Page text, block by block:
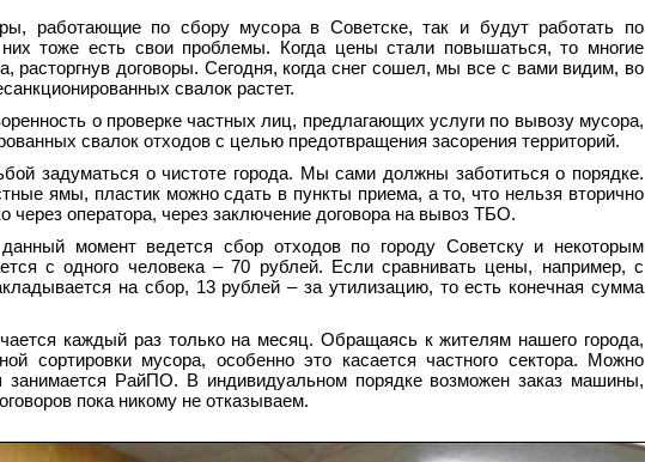
работающие по сбору мусора в Советске, так и будут работать по
тоже есть свои проблемы. Когда цены стали повышаться, то многие
расторгнув договоры. Сегодня, когда снег сошел, мы все с вами видим, во
свалок растет.
о проверке частных лиц, предлагающих услуги по вывозу мусора,
свалок отходов с целью предотвращения засорения территорий.
задуматься о чистоте города. Мы сами должны заботиться о порядке.
ямы, пластик можно сдать в пункты приема, а то, что нельзя вторично
через оператора, через заключение договора на вывоз ТБО.
момент ведется сбор отходов по городу Советску и некоторым
с одного человека – 70 рублей. Если сравнивать цены, например, с
на сбор, 13 рублей – за утилизацию, то есть конечная сумма
каждый раз только на месяц. Обращаясь к жителям нашего города,
сортировки мусора, особенно это касается частного сектора. Можно
занимается РайПО. В индивидуальном порядке возможен заказ машины,
пока никому не отказываем.